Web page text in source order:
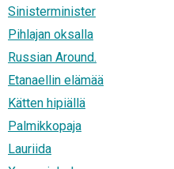
Sinisterminister
Pihlajan oksalla
Russian Around.
Etanaellin elämää
Kätten hipiällä
Palmikkopaja
Lauriida